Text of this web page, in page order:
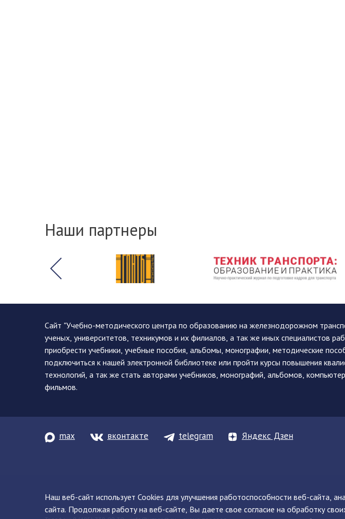
Наши партнеры
Наш веб-сайт использует Cookies для улучшения работоспособности веб-сайта,
сайта. Продолжая работу на веб-сайте, Вы даете свое согласие на обработку
Сайт "Учебно-методического центра по образованию на железнодорожном
ученых, университетов, техникумов и их филиалов, а так же иных
приобрести учебники, учебные пособия, альбомы, монографии, методические
подключиться к нашей электронной библиотеке или пройти курсы повышения
технологий, а так же стать авторами учебников, монографий, альбомов,
фильмов.
max вконтакте telegram Яндекс Дзен
© 2013-2026 ФГБУ ДПО «УМЦ ЖДТ» 105082, г. Москва, ул. Бакунинская, д. 71